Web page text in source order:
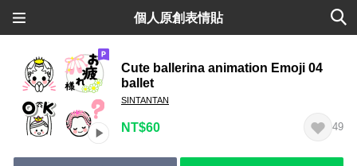
個人原創表情貼
Cute ballerina animation Emoji 04
ballet
SINTANTAN
NT$60 49